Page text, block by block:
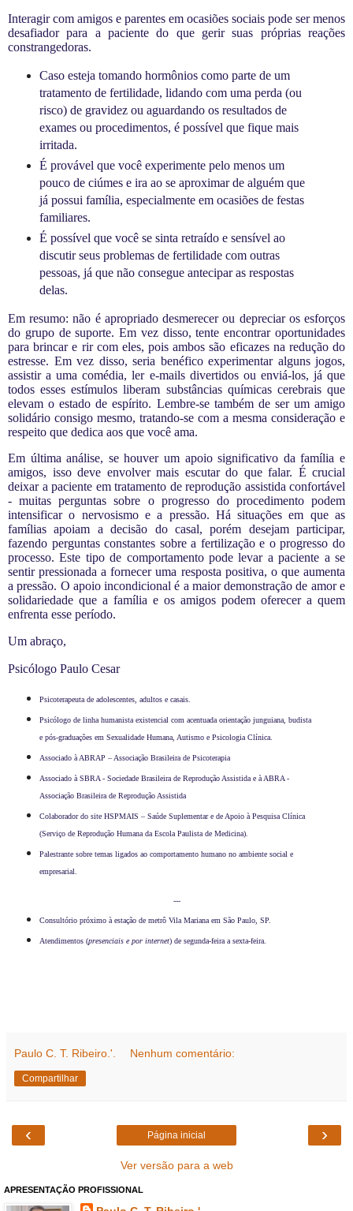
Interagir com amigos e parentes em ocasiões sociais pode ser menos
desafiador para a paciente do que gerir suas próprias reações
constrangedoras.
Caso esteja tomando hormônios como parte de um
tratamento de fertilidade, lidando com uma perda (ou
risco) de gravidez ou aguardando os resultados de
exames ou procedimentos, é possível que fique mais
irritada.
É provável que você experimente pelo menos um
pouco de ciúmes e ira ao se aproximar de alguém que
já possui família, especialmente em ocasiões de festas
familiares.
É possível que você se sinta retraído e sensível ao
discutir seus problemas de fertilidade com outras
pessoas, já que não consegue antecipar as respostas
delas.
Em resumo: não é apropriado desmerecer ou depreciar os esforços
do grupo de suporte. Em vez disso, tente encontrar oportunidades
para brincar e rir com eles, pois ambos são eficazes na redução do
estresse. Em vez disso, seria benéfico experimentar alguns jogos,
assistir a uma comédia, ler e-mails divertidos ou enviá-los, já que
todos esses estímulos liberam substâncias químicas cerebrais que
elevam o estado de espírito. Lembre-se também de ser um amigo
solidário consigo mesmo, tratando-se com a mesma consideração e
respeito que dedica aos que você ama.
Em última análise, se houver um apoio significativo da família e
amigos, isso deve envolver mais escutar do que falar. É crucial
deixar a paciente em tratamento de reprodução assistida confortável
- muitas perguntas sobre o progresso do procedimento podem
intensificar o nervosismo e a pressão. Há situações em que as
famílias apoiam a decisão do casal, porém desejam participar,
fazendo perguntas constantes sobre a fertilização e o progresso do
processo. Este tipo de comportamento pode levar a paciente a se
sentir pressionada a fornecer uma resposta positiva, o que aumenta
a pressão. O apoio incondicional é a maior demonstração de amor e
solidariedade que a família e os amigos podem oferecer a quem
enfrenta esse período.
Um abraço,
Psicólogo Paulo Cesar
Psicoterapeuta de adolescentes, adultos e casais.
Psicólogo de linha humanista existencial com acentuada orientação junguiana, budista
e pós-graduações em Sexualidade Humana, Autismo e Psicologia Clínica.
Associado à ABRAP – Associação Brasileira de Psicoterapia
Associado à SBRA - Sociedade Brasileira de Reprodução Assistida e à ABRA -
Associação Brasileira de Reprodução Assistida
Colaborador do site HSPMAIS – Saúde Suplementar e de Apoio à Pesquisa Clínica
(Serviço de Reprodução Humana da Escola Paulista de Medicina).
Palestrante sobre temas ligados ao comportamento humano no ambiente social e
empresarial.
---
Consultório próximo à estação de metrô Vila Mariana em São Paulo, SP.
Atendimentos (presenciais e por internet) de segunda-feira a sexta-feira.
Paulo C. T. Ribeiro.'. Nenhum comentário:
Compartilhar
‹ ›
Página inicial
Ver versão para a web
APRESENTAÇÃO PROFISSIONAL